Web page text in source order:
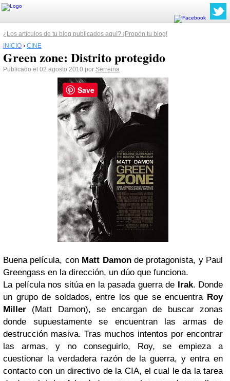
¿Los artículos de tu blog publicados aquí? ¡Propón tu blog!
INICIO › CINE
Green zone: Distrito protegido
Publicado el 02 agosto 2010 por Serreina
Buena película, con Matt Damonde protagonista, y Paul
Greengass en la dirección, un dúo que funciona.
La película nos sitúa en la pasada guerra de Irak. Donde
un grupo de soldados, entre los que se encuentra Roy
Miller (Matt Damon), se encargan de buscar zonas
donde supuestamente se encuentran las armas de
destrucción masiva. Tras muchos intentos por encontrar
las armas, y no conseguirlo, Roy, se empieza a
cuestionar la verdadera razón de la guerra, y entra en
contacto con un directivo de la CIA, el cual le da la tarea
Save